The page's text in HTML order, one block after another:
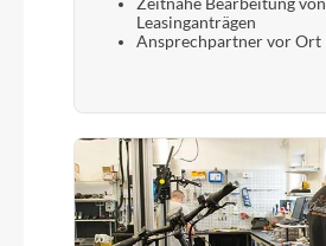
Zeitnahe Bearbeitung von
Leasinganträgen
Ansprechpartner vor Ort